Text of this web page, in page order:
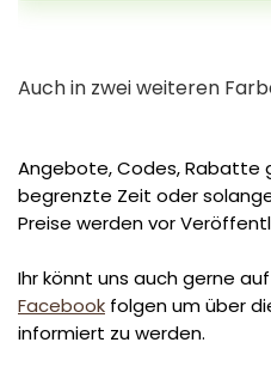
Auch in zwei weiteren
Angebote, Codes, Rabatte
begrenzte Zeit oder
Preise werden vor
Ihr könnt uns auch gerne auf
Facebook folgen um über
informiert zu werden.